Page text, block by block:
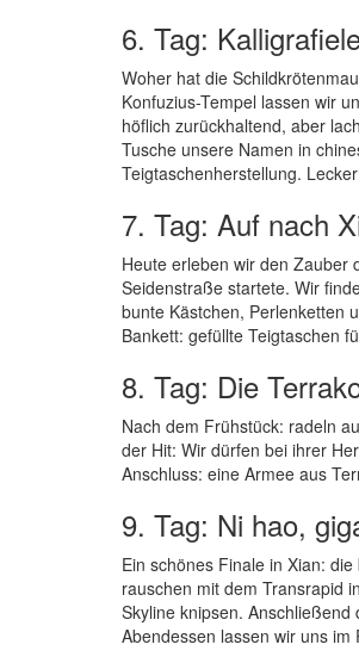
6. Tag:
Woher hat die
Konfuzius-Tempel lassen wir
höflich zurückhaltend, aber
Tusche unsere Namen in
Teigtaschenherstellung.
7. Tag: Auf nach
Heute erleben wir den Zauber
Seidenstraße startete. Wir
bunte Kästchen, Perlenketten
Bankett: gefüllte Teigtaschen
8. Tag: Die
Nach dem Frühstück: radeln
der Hit: Wir dürfen bei ihrer
Anschluss: eine Armee aus
9. Tag: Ni hao,
Ein schönes Finale in Xian:
rauschen mit dem Transrapid
Skyline knipsen.
Abendessen lassen wir uns